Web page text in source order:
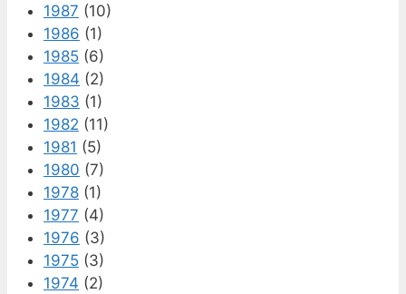
1987 (10)
1986 (1)
1985 (6)
1984 (2)
1983 (1)
1982 (11)
1981 (5)
1980 (7)
1978 (1)
1977 (4)
1976 (3)
1975 (3)
1974 (2)